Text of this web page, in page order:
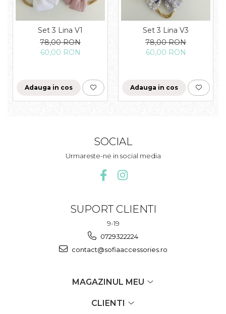
Set 3 Lina V1
78,00 RON
60,00 RON
Adauga in cos
Set 3 Lina V3
78,00 RON
60,00 RON
Adauga in cos
SOCIAL
Urmareste-ne in social media
SUPORT CLIENTI
9-19
0729322224
contact@sofiaaccessories.ro
MAGAZINUL MEU
CLIENTI